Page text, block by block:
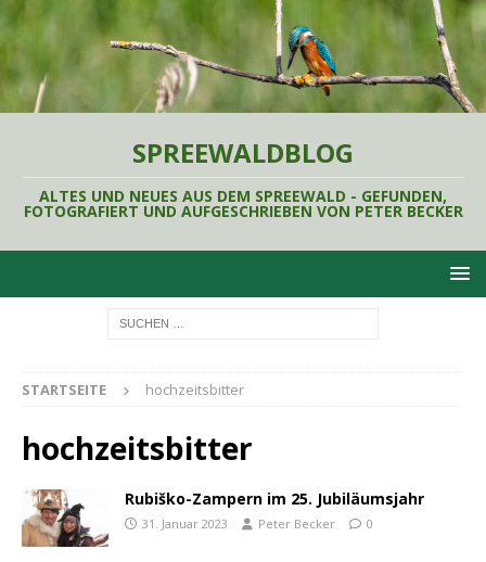
SPREEWALDBLOG
ALTES UND NEUES AUS DEM SPREEWALD - GEFUNDEN,
FOTOGRAFIERT UND AUFGESCHRIEBEN VON PETER BECKER
STARTSEITE hochzeitsbitter
hochzeitsbitter
Rubiško-Zampern im 25. Jubiläumsjahr
31. Januar 2023 Peter Becker 0